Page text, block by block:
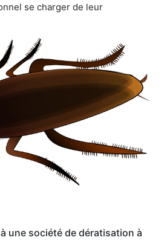
se charger de leur
une société de dératisation à